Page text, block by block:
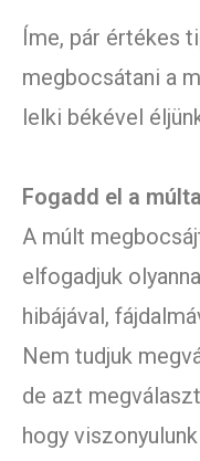
Íme, pár értékes
megbocsátani a
lelki békével
Fogadd el a
A múlt
elfogadjuk
hibájával,
Nem tudjuk
de azt
hogy